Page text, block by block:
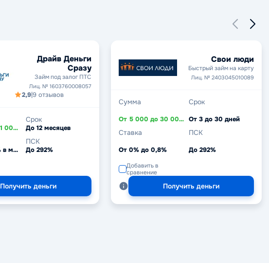
Драйв Деньги
Сразу
Займ под залог ПТС
Лиц. № 1603760008057
2,9|9 отзывов
От 75 000 до 1 000 000 ₽
Срок
До 12 месяцев
От 1,7% до 6% в месяц
ПСК
До 292%
Получить деньги
Свои люди
Быстрый займ на карту
Лиц. № 2403045010089
Сумма
От 5 000 до 30 000 ₽
Срок
От 3 до 30 дней
Ставка
От 0% до 0,8%
ПСК
До 292%
Добавить в
сравнение
Получить деньги